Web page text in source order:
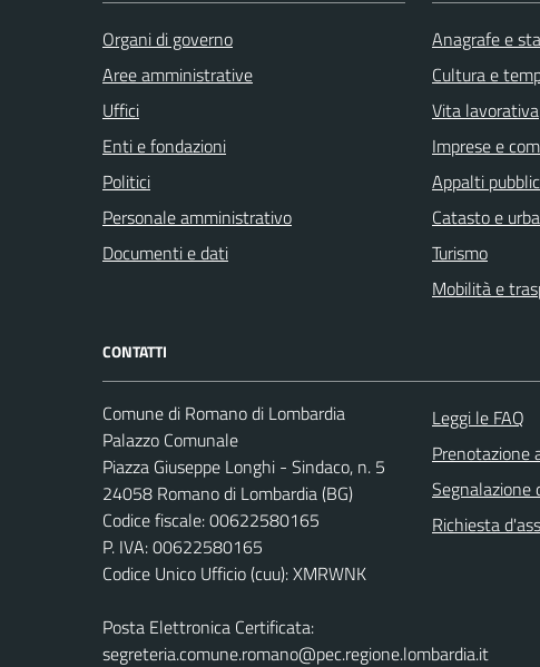
Organi di governo
Aree amministrative
Uffici
Enti e fondazioni
Politici
Personale amministrativo
Documenti e dati
Anagrafe e
Cultura e
Vita lavorativa
Imprese e
Appalti
Catasto e
Turismo
Mobilità e
CONTATTI
Comune di Romano di Lombardia
Palazzo Comunale
Piazza Giuseppe Longhi - Sindaco, n. 5
24058 Romano di Lombardia (BG)
Codice fiscale: 00622580165
P. IVA: 00622580165
Codice Unico Ufficio (cuu): XMRWNK
Posta Elettronica Certificata:
segreteria.comune.romano@pec.regione.lombardia.it
Leggi le FAQ
Prenotazione
Segnalazione
Richiesta